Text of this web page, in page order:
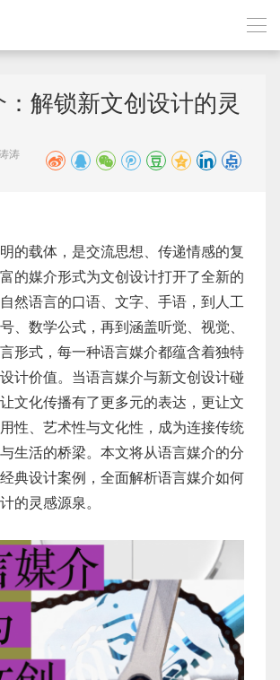
解锁新文创设计的灵
涛
的载体，是交流思想、传递情感的复
的媒介形式为文创设计打开了全新的
然语言的口语、文字、手语，到人工
、数学公式，再到涵盖听觉、视觉、
形式，每一种语言媒介都蕴含着独特
计价值。当语言媒介与新文创设计碰
文化传播有了更多元的表达，更让文
性、艺术性与文化性，成为连接传统
生活的桥梁。本文将从语言媒介的分
典设计案例，全面解析语言媒介如何
的灵感源泉。